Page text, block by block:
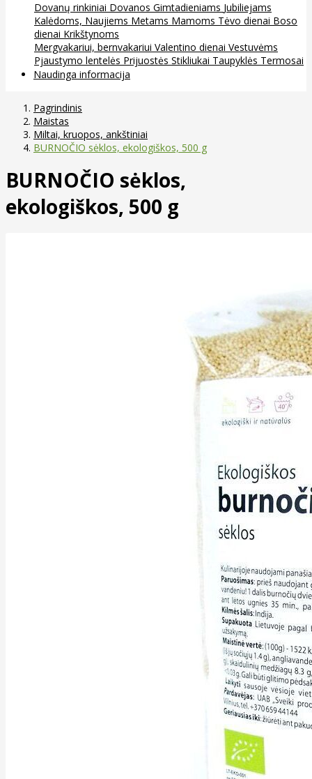
Dovanų rinkiniai Dovanos Gimtadieniams Jubiliejams
Kalėdoms, Naujiems Metams Mamoms Tėvo dienai Boso
dienai Krikštynoms
Mergvakariui, bernvakariui Valentino dienai Vestuvėms
Pjaustymo lentelės Prijuostės Stikliukai Taupyklės Termosai
Naudinga informacija
Pagrindinis
Maistas
Miltai, kruopos, ankštiniai
BURNOČIO sėklos, ekologiškos, 500 g
BURNOČIO sėklos,
ekologiškos, 500 g